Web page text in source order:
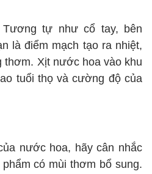
Tương tự như cổ tay, bên
là điểm mạch tạo ra nhiệt,
thơm. Xịt nước hoa vào khu
tuổi thọ và cường độ của
nước hoa, hãy cân nhắc
có mùi thơm bổ sung.